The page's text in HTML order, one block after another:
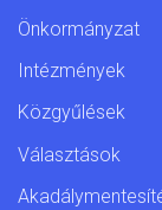
Önkormányzat
Intézmények
Közgyűlések
Választások